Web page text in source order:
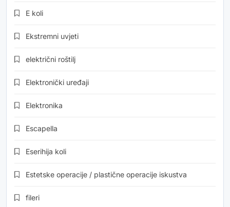
E koli
Ekstremni uvjeti
električni roštilj
Elektronički uređaji
Elektronika
Escapella
Eserihija koli
Estetske operacije / plastične operacije iskustva
fileri